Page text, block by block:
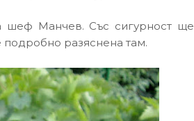
шеф Манчев. Със сигурност ще
подробно разяснена там.